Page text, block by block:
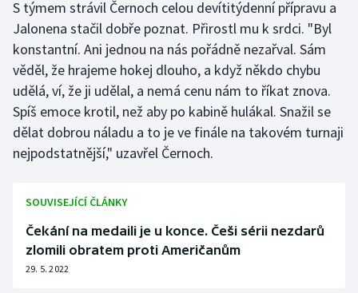
S týmem strávil Černoch celou devítitýdenní přípravu a
Jalonena stačil dobře poznat. Přirostl mu k srdci. "Byl
konstantní. Ani jednou na nás pořádně nezařval. Sám
věděl, že hrajeme hokej dlouho, a když někdo chybu
udělá, ví, že ji udělal, a nemá cenu nám to říkat znova.
Spíš emoce krotil, než aby po kabině hulákal. Snažil se
dělat dobrou náladu a to je ve finále na takovém turnaji
nejpodstatnější," uzavřel Černoch.
SOUVISEJÍCÍ ČLÁNKY
Čekání na medaili je u konce. Češi sérii nezdarů
zlomili obratem proti Američanům
29. 5. 2022